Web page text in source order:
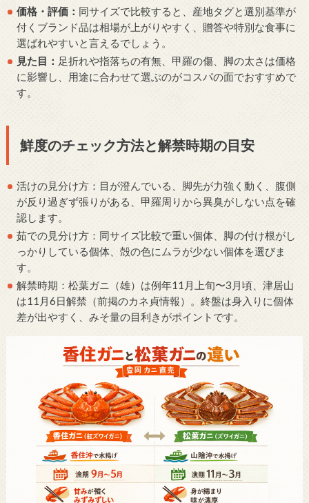
価格・評価： 同サイズで比較すると、産地タグと選別基準が
付くブランド品は相場が上がりやすく、贈答や特別な食事に
選ばれやすいと言えるでしょう。
見た目： 足折れや指落ちの有無、甲羅の傷、脚の太さは価格
に影響し、用途に合わせて選ぶのがコスパの面でおすすめで
す。
鮮度のチェック方法と解禁時期の目安
活けの見分け方：目が澄んでいる、脚先が力強く動く、腹側
が反り過ぎず張りがある、甲羅周りから異臭がしない点を確
認します。
茹での見分け方：同サイズ比較で重い個体、脚の付け根がし
っかりしている個体、殻の色にムラが少ない個体を選びま
す。
解禁時期：松葉ガニ（雄）は例年11月上旬〜3月頃、津居山
は11月6日解禁（前掲のカネ貞情報）。終盤は身入りに個体
差が出やすく、みそ量の目利きがポイントです。